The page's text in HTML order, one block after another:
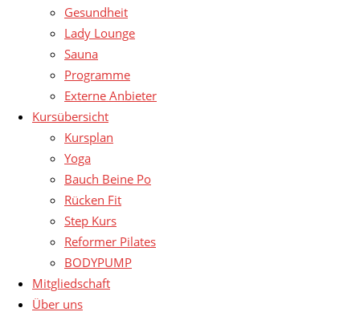
Gesundheit
Lady Lounge
Sauna
Programme
Externe Anbieter
Kursübersicht
Kursplan
Yoga
Bauch Beine Po
Rücken Fit
Step Kurs
Reformer Pilates
BODYPUMP
Mitgliedschaft
Über uns